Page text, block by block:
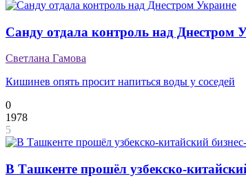
Санду отдала контроль над Днестром
Светлана Гамова
Кишинев опять просит напиться воды у соседей
0
1978
5
В Ташкенте прошёл узбекско-